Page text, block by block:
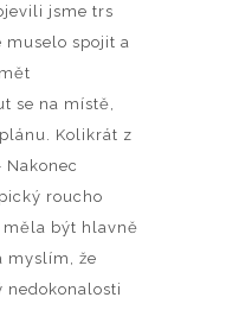
jsme trs
muselo spojit a
se na místě,
Kolikrát z
roucho
měla být hlavně
myslím, že
nedokonalosti